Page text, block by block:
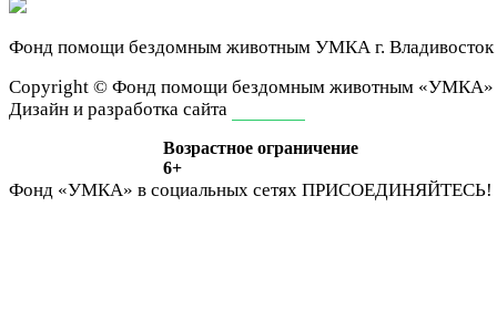
Фонд помощи бездомным животным УМКА г. Владивосток
Сopyright © Фонд помощи бездомным животным «УМКА»
Дизайн и разработка сайта
Возрастное ограничение
6+
Фонд «УМКА» в социальных сетях ПРИСОЕДИНЯЙТЕСЬ!